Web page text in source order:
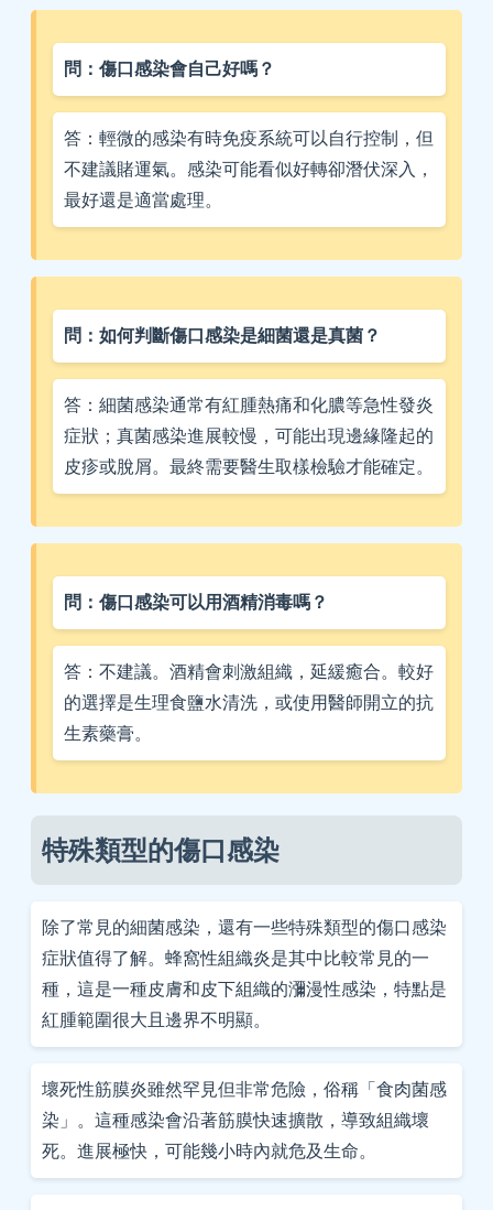
問：傷口感染會自己好嗎？
答：輕微的感染有時免疫系統可以自行控制，但
不建議賭運氣。感染可能看似好轉卻潛伏深入，
最好還是適當處理。
問：如何判斷傷口感染是細菌還是真菌？
答：細菌感染通常有紅腫熱痛和化膿等急性發炎
症狀；真菌感染進展較慢，可能出現邊緣隆起的
皮疹或脫屑。最終需要醫生取樣檢驗才能確定。
問：傷口感染可以用酒精消毒嗎？
答：不建議。酒精會刺激組織，延緩癒合。較好
的選擇是生理食鹽水清洗，或使用醫師開立的抗
生素藥膏。
特殊類型的傷口感染
除了常見的細菌感染，還有一些特殊類型的傷口感染
症狀值得了解。蜂窩性組織炎是其中比較常見的一
種，這是一種皮膚和皮下組織的瀰漫性感染，特點是
紅腫範圍很大且邊界不明顯。
壞死性筋膜炎雖然罕見但非常危險，俗稱「食肉菌感
染」。這種感染會沿著筋膜快速擴散，導致組織壞
死。進展極快，可能幾小時內就危及生命。